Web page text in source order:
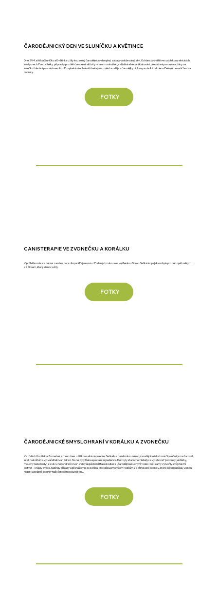
ČARODĚJNICKÝ DEN VE SLUNÍČKU A KVĚTINCE
Dne 29.4. si třída Sluníčko a Květinka užily kouzelný čarodějnický den plný zábavy a dobrodružství. Od rána byly děti ve svých kouzelnických
kostýmech. Paní učitelky připravily pro děti čarodějné aktivity - slalom na koštěti, skládání a hledání klobouků, převážení pavouka a žáby na
kolečku i hledání pavouků ve slizu. Po splnění všech úkolů čekaly na malé čaroděje a čarodějky diplomy a sladká odměna. Děkujeme rodičům za
dobroty.
FOTKY
CANISTERAPIE VE ZVONEČKU A KORÁLKU
V průběhu měsíce dubna za námi dorazila paní Fejkusová z Podaných rukou se svojí fenkou Dorou. Setkání s pejskem bylo pro děti opět velkým
zážitkem, který si moc užily.
FOTKY
ČARODĚJNICKÉ SMYSLOHRANÍ V KORÁLKU A ZVONEČKU
Ve třídách Korálek a Zvoneček jsme si dnes užili kouzelné dopoledne. Setkali se na něm kouzelníci, čarodějnice i duchové. Společně jsme čarovali,
létali na koštěti a vytvářeli lektvar zdraví. Na něj byly třeba speciální ingredience. Děti byly statečné. Nebály se vytahovat "pavouky, ještěrky,
mouchy nebo hady" ze slizu nebo "dračí krve". Velký úspěch měl také koutek s „čarodějnou kuchyní“, kde si děti samy vytvořily svůj vlastní
lektvar – krájely ovoce, nabíraly přísady a přenášely je do kotlíku. Moc děkujeme všem rodičům za přinesené dobroty, které dětem udělaly velkou
radost a krásně doplnily naši čarodějnickou hostinu.
FOTKY